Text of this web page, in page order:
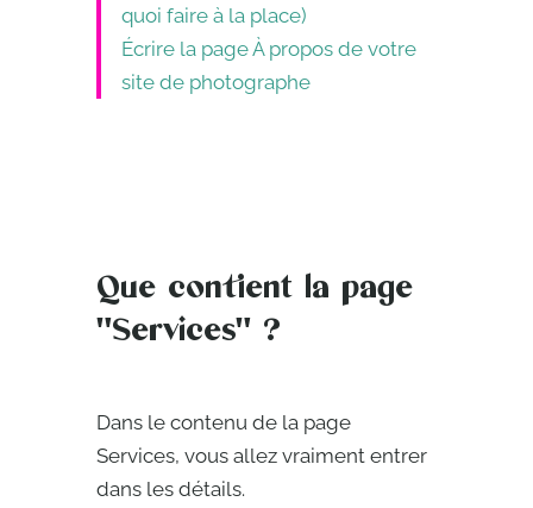
quoi faire à la place)
Écrire la page À propos de votre
site de photographe
Que contient la page
"Services" ?
Dans le contenu de la page
Services, vous allez vraiment entrer
dans les détails.